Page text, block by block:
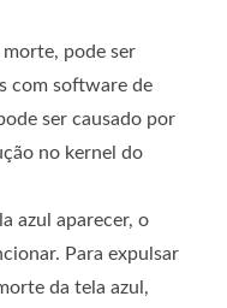
pode ser
com software de
ser causado por
no kernel do
azul aparecer, o
Para expulsar
da tela azul,